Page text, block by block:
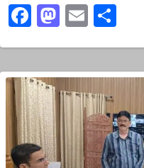
Facebook
Mastodon
Email